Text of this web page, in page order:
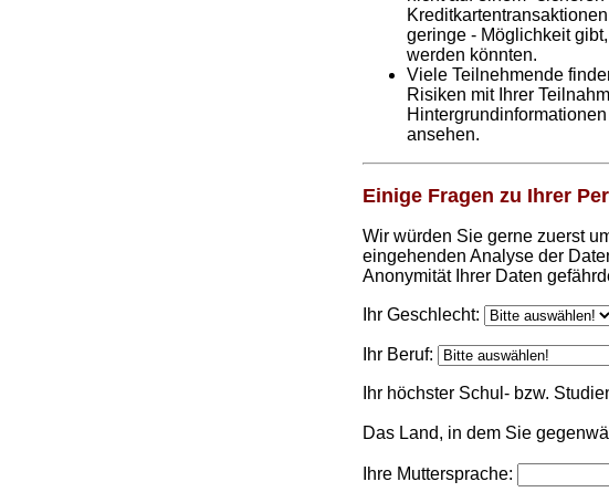
geringe - Möglichkeit
werden könnten.
Viele Teilnehmende
Risiken mit Ihrer
ansehen.
Einige Fragen zu Ihrer
Wir würden Sie gerne zuerst
eingehenden Analyse der
Anonymität Ihrer Daten
Ihr Geschlecht:
Ihr Beruf:
Ihr höchster Schul- bzw.
Das Land, in dem Sie
Ihre Muttersprache: